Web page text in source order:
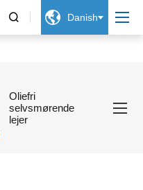
  Danish
Oliefri
selvsmørende
lejer